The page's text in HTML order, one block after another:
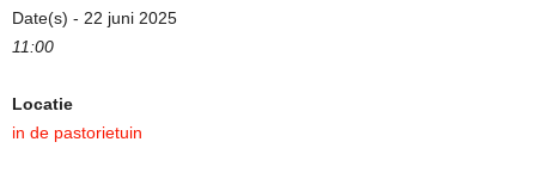
Date(s) - 22 juni 2025
11:00
Locatie
in de pastorietuin